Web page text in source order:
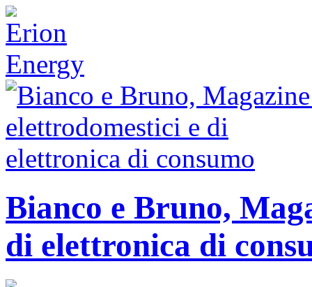
Bianco e Bruno,
di elettronica di